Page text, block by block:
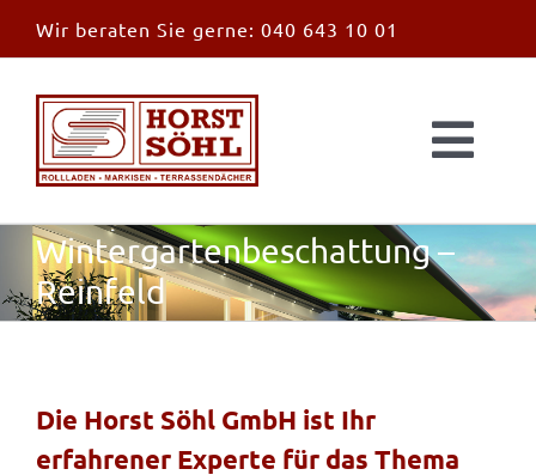
Inhalt
Wir beraten Sie gerne: 040 643 10 01
News
Überdachungen
Wintergartenbeschattung –
Reinfeld
Die Horst Söhl GmbH ist Ihr
erfahrener Experte für das Thema